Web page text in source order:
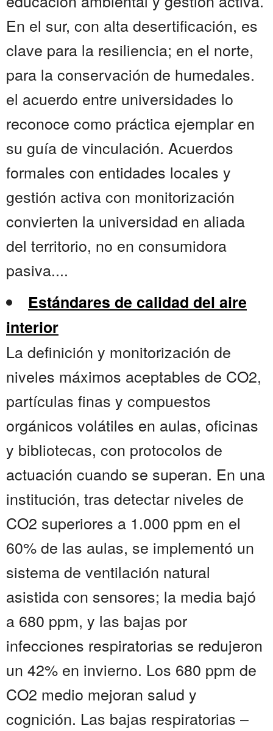
En el sur, con alta desertificación, es
clave para la resiliencia; en el norte,
para la conservación de humedales.
el acuerdo entre universidades lo
reconoce como práctica ejemplar en
su guía de vinculación. Acuerdos
formales con entidades locales y
gestión activa con monitorización
convierten la universidad en aliada
del territorio, no en consumidora
pasiva....
Estándares de calidad del aire
interior
La definición y monitorización de
niveles máximos aceptables de CO2,
partículas finas y compuestos
orgánicos volátiles en aulas, oficinas
y bibliotecas, con protocolos de
actuación cuando se superan. En una
institución, tras detectar niveles de
CO2 superiores a 1.000 ppm en el
60% de las aulas, se implementó un
sistema de ventilación natural
asistida con sensores; la media bajó
a 680 ppm, y las bajas por
infecciones respiratorias se redujeron
un 42% en invierno. Los 680 ppm de
CO2 medio mejoran salud y
cognición. Las bajas respiratorias –